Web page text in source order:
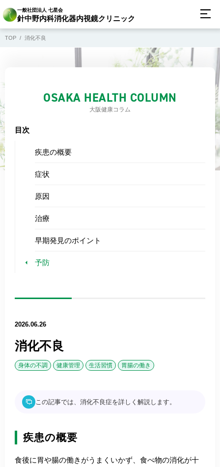
一般社団法人 七星会
針中野内科消化器内視鏡クリニック
TOP 消化不良
OSAKA HEALTH COLUMN
大阪健康コラム
目次
疾患の概要
症状
原因
治療
早期発見のポイント
予防
2026.06.26
消化不良
身体の不調 健康管理 生活習慣 胃腸の働き
この記事では、消化不良症を詳しく解説します。
疾患の概要
食後に胃や腸の働きがうまくいかず、食べ物の消化が十